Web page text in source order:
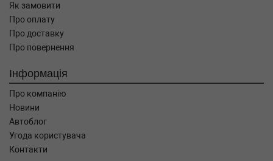
Як замовити
Про оплату
Про доставку
Про повернення
Інформація
Про компанію
Новини
Автоблог
Угода користувача
Контакти